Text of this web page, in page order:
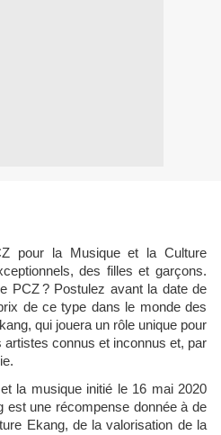
pour la Musique et la Culture
des filles et garçons.
PCZ ? Postulez avant la date de
de ce type dans le monde des
qui jouera un rôle unique pour
artistes connus et inconnus et, par
la musique initié le 16 mai 2020
est une récompense donnée à de
Ekang, de la valorisation de la